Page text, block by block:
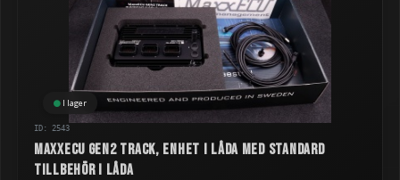
I lager
ID: 2543
MaxxECU GEN2 TRACK, enhet i låda med standard
tillbehör i låda